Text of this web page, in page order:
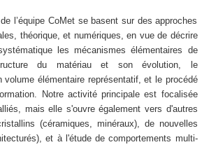
l’équipe CoMet se basent sur des approches
théorique, et numériques, en vue de décrire
les mécanismes élémentaires de
du matériau et son évolution, le
volume élémentaire représentatif, et le procédé
Notre activité principale est focalisée
mais elle s'ouvre également vers d'autres
(céramiques, minéraux), de nouvelles
et à l'étude de comportements multi-